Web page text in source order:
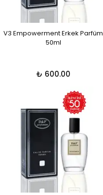
V3 Empowerment Erkek Parfüm
50ml
₺ 600.00